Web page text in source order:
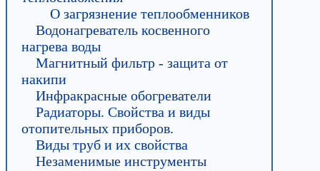
О загрязнение теплообменников
Водонагреватель косвенного
нагрева воды
Магнитный фильтр - защита от
накипи
Инфракрасные обогреватели
Радиаторы. Свойства и виды
отопительных приборов.
Виды труб и их свойства
Незаменимые инструменты